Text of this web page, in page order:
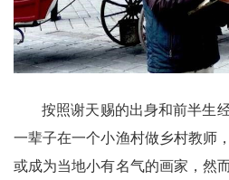
按照谢天赐的出身和前半生
一辈子在一个小渔村做乡村教师
或成为当地小有名气的画家，然